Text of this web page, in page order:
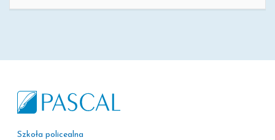
Szkoła policealna